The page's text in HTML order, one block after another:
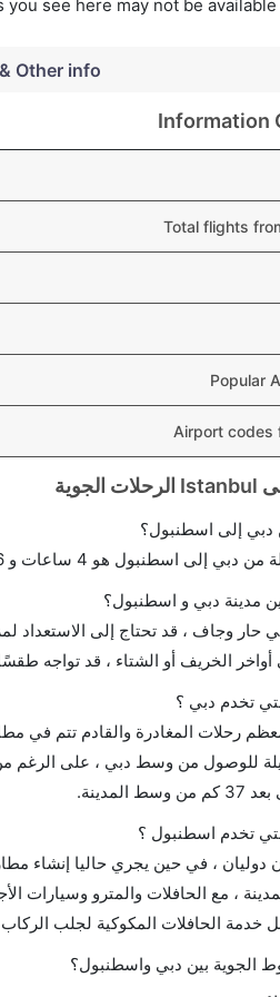
see here may not be
Other info
Information
Total flights
Popular
Airport codes
دبي إلى اسطنبول؟
اسطنبول هو 4 ساعات و 46 دقيقة.
مدينة دبي و اسطنبول؟
حار وجاف ، قد تحتاج إلى
الخريف أو الشتاء ، قد تواجه
تخدم دبي ؟
للوصول من وسط دبي ، على الرغم من
تخدم اسطنبول ؟
، في حين يجري حاليا إنشاء
المدينة ، مع الحافلات والمترو
المكوكية لجلب الركاب على رحلة 40 كم إلى
الجوية بين دبي واسطنبول؟